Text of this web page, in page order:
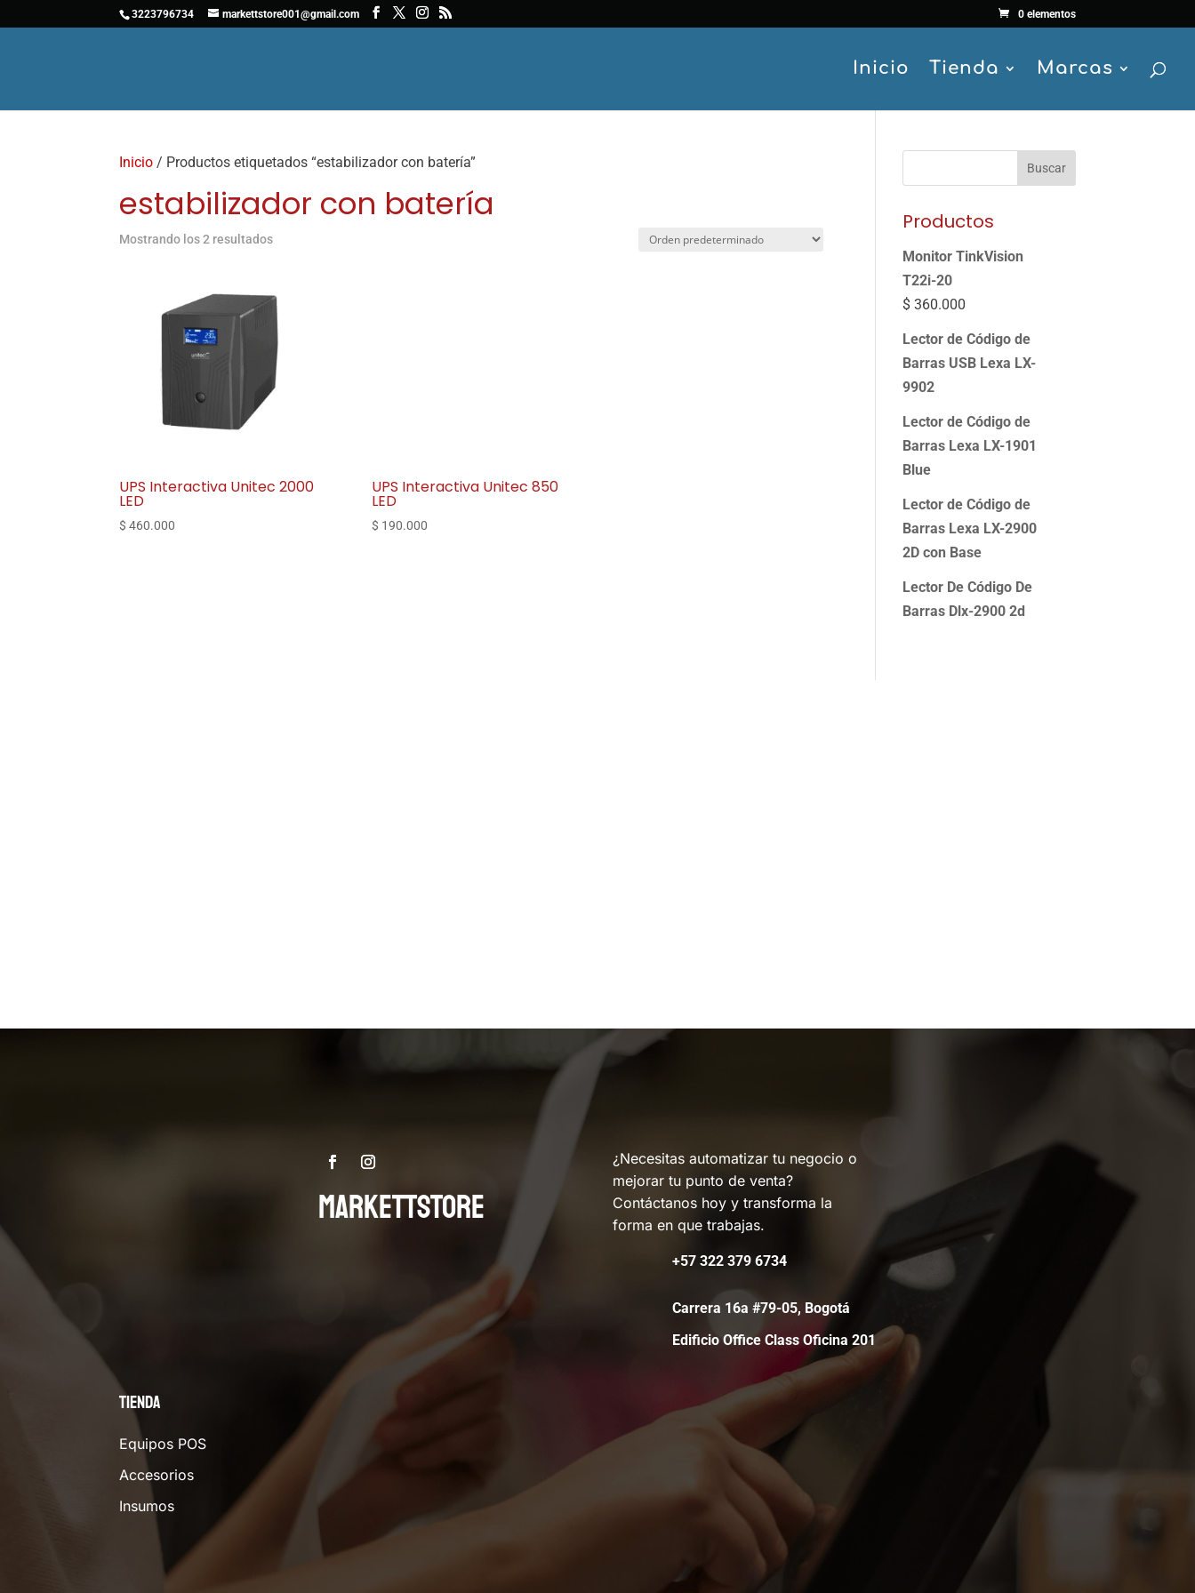
3223796734 markettstore001@gmail.com 0 elementos
Inicio Tienda Marcas
Inicio / Productos etiquetados “estabilizador con batería”
estabilizador con batería
Mostrando los 2 resultados
UPS Interactiva Unitec 2000
LED
$ 460.000
UPS Interactiva Unitec 850
LED
$ 190.000
Buscar
Productos
Monitor TinkVision
T22i-20
$ 360.000
Lector de Código de
Barras USB Lexa LX-
9902
Lector de Código de
Barras Lexa LX-1901
Blue
Lector de Código de
Barras Lexa LX-2900
2D con Base
Lector De Código De
Barras Dlx-2900 2d
MARKETTSTORE
¿Necesitas automatizar tu negocio o
mejorar tu punto de venta?
Contáctanos hoy y transforma la
forma en que trabajas.
+57 322 379 6734
Carrera 16a #79-05, Bogotá
Edificio Office Class Oficina 201
Tienda
Equipos POS
Accesorios
Insumos